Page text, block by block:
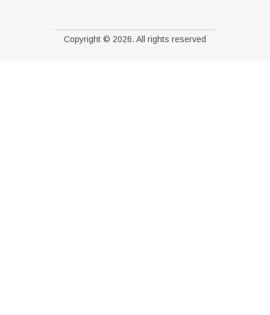
Copyright © 2026. All rights reserved